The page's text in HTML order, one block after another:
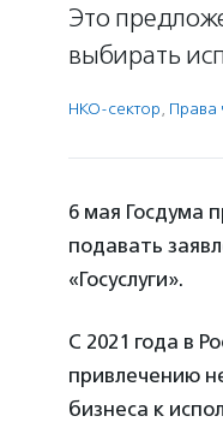
Это
выбирать
НКО-сектор, Права
6 мая Госдума
подавать
«Госуслуги».
С 2021 года в
привлечению
бизнеса к